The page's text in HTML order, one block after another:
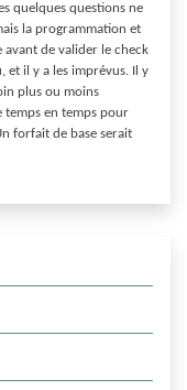
quelques questions ne
la programmation et
de valider le check
il y a les imprévus. Il y
plus ou moins
temps en temps pour
forfait de base serait